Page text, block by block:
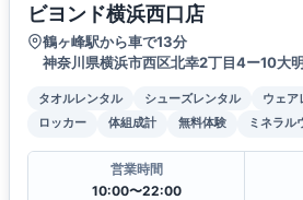
ビヨンド横浜西口店
鶴ヶ峰駅から車で13分
神奈川県横浜市西区北幸2丁目4ー10大
タオルレンタル シューズレンタル ウェア
ロッカー
体組成計 無料体験 ミネラル
営業時間
10:00〜22:00